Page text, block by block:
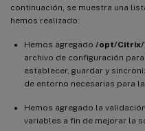
continuación, se muestra una
hemos realizado:
Hemos agregado /opt/Citrix/
archivo de configuración
establecer, guardar y
de entorno necesarias para
Hemos agregado la
variables a fin de mejorar la